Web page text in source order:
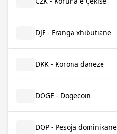
DJF - Franga xhibutiane
DKK - Korona daneze
DOGE - Dogecoin
DOP - Pesoja dominikane